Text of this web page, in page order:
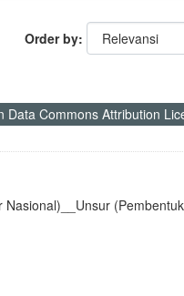
Order by
Data Commons Attribution